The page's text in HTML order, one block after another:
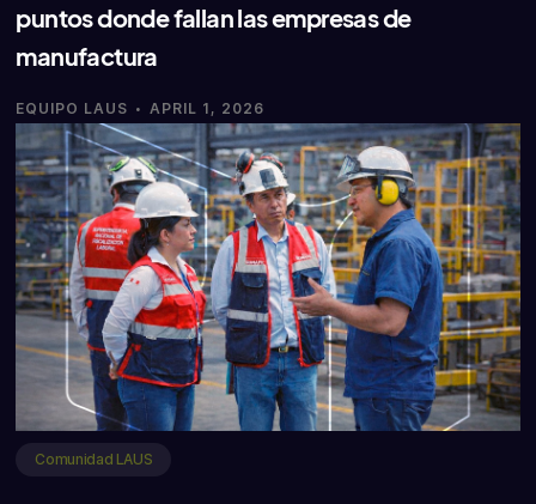
puntos donde fallan las empresas de
manufactura
EQUIPO LAUS · APRIL 1, 2026
Comunidad LAUS